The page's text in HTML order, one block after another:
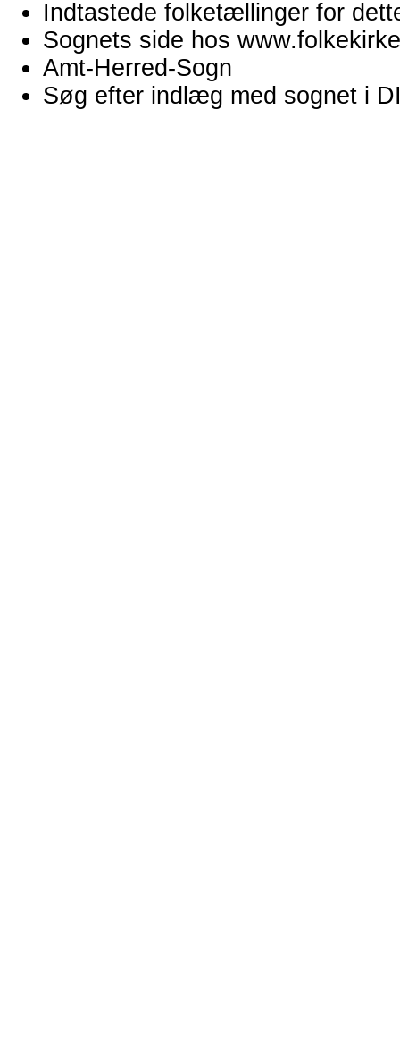
Indtastede folketællinger for
Sognets side hos
Amt-Herred-Sogn
Søg efter indlæg med sognet i